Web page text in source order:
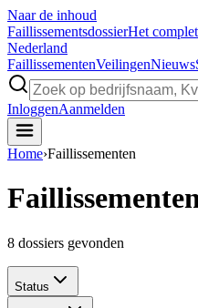
Naar de inhoud
FaillissementsdossierHet
Nederland
FaillissementenVeilingenNieuws
InloggenAanmelden
Home›Faillissementen
8 dossiers gevonden
Status